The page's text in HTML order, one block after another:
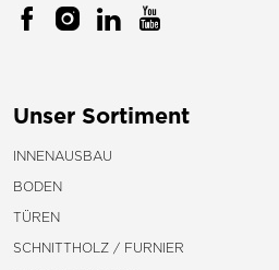
Unser Sortiment
INNENAUSBAU
BODEN
TÜREN
SCHNITTHOLZ / FURNIER